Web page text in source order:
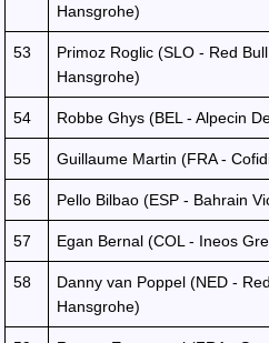
Hansgrohe)
53
Primoz Roglic (SLO - Red
Hansgrohe)
54 Robbe Ghys (BEL - Alpecin
55 Guillaume Martin (FRA -
56 Pello Bilbao (ESP - Bahrain
57 Egan Bernal (COL - Ineos
58
Danny van Poppel (NED -
Hansgrohe)